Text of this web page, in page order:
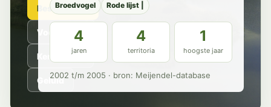
Beschrijving
Voorkomen
Kenmerken
Geluid
Broedvogel Rode lijst |
4
jaren
4
territoria
1
hoogste jaar
2002 t/m 2005 · bron: Meijendel-database